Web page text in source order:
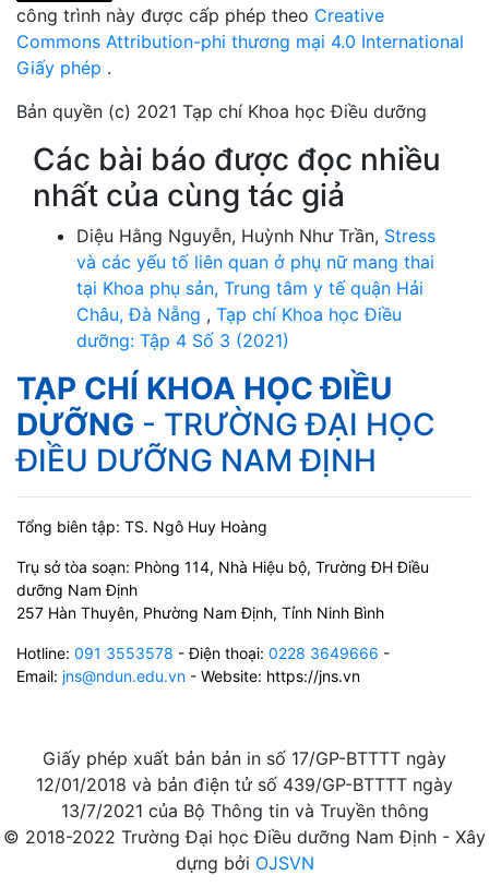
công trình này được cấp phép theo Creative
Commons Attribution-phi thương mại 4.0 International
Giấy phép .
Bản quyền (c) 2021 Tạp chí Khoa học Điều dưỡng
Các bài báo được đọc nhiều
nhất của cùng tác giả
Diệu Hằng Nguyễn, Huỳnh Như Trần, Stress
và các yếu tố liên quan ở phụ nữ mang thai
tại Khoa phụ sản, Trung tâm y tế quận Hải
Châu, Đà Nẵng , Tạp chí Khoa học Điều
dưỡng: Tập 4 Số 3 (2021)
TẠP CHÍ KHOA HỌC ĐIỀU
DƯỠNG - TRƯỜNG ĐẠI HỌC
ĐIỀU DƯỠNG NAM ĐỊNH
Tổng biên tập: TS. Ngô Huy Hoàng
Trụ sở tòa soạn: Phòng 114, Nhà Hiệu bộ, Trường ĐH Điều
dưỡng Nam Định
257 Hàn Thuyên, Phường Nam Định, Tỉnh Ninh Bình
Hotline: 091 3553578 - Điện thoại: 0228 3649666 -
Email: jns@ndun.edu.vn - Website: https://jns.vn
Giấy phép xuất bản bản in số 17/GP-BTTTT ngày
12/01/2018 và bản điện tử số 439/GP-BTTTT ngày
13/7/2021 của Bộ Thông tin và Truyền thông
© 2018-2022 Trường Đại học Điều dưỡng Nam Định - Xây
dựng bởi OJSVN